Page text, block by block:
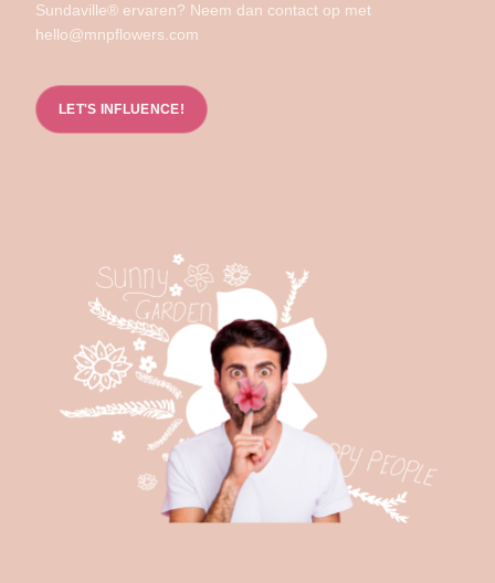
Sundaville® ervaren? Neem dan contact op met
hello@mnpflowers.com
LET'S INFLUENCE!